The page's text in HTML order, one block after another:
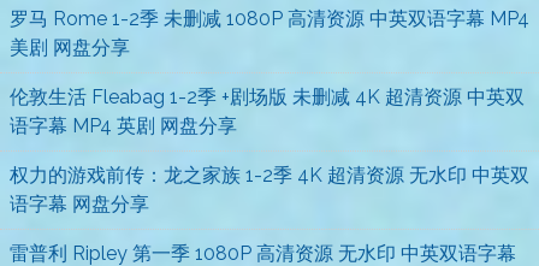
罗马 Rome 1-2季 未删减 1080P 高清资源 中英双语字幕 MP4
美剧 网盘分享
伦敦生活 Fleabag 1-2季 +剧场版 未删减 4K 超清资源 中英双
语字幕 MP4 英剧 网盘分享
权力的游戏前传：龙之家族 1-2季 4K 超清资源 无水印 中英双
语字幕 网盘分享
雷普利 Ripley 第一季 1080P 高清资源 无水印 中英双语字幕